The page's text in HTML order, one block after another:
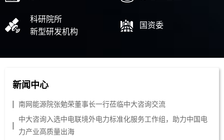
科研院所
新型研发机构
国资委
新闻中心
南网能源院张勉荣董事长一行莅临中大咨询交流
中大咨询入选中电联境外电力标准化服务工作组，助力中国电
力产业高质量出海